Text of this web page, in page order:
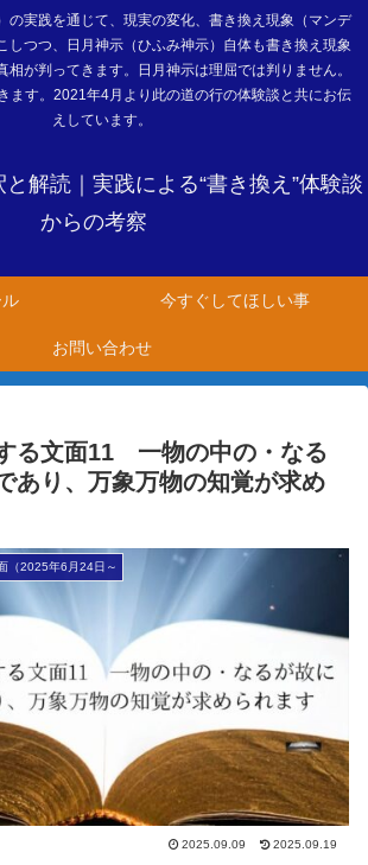
の実践を通じて、現実の変化、書き換え現象（マンデ
しつつ、日月神示（ひふみ神示）自体も書き換え現象
相が判ってきます。日月神示は理屈では判りません。
ます。2021年4月より此の道の行の体験談と共にお伝
えしています。
と解読｜実践による“書き換え”体験談
からの考察
今すぐしてほしい事
お問い合わせ
る文面11 一物の中の・なる
あり、万象万物の知覚が求め
（2025年6月24日～
2025.09.09 2025.09.19